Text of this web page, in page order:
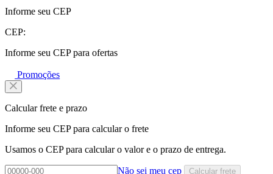
Informe seu CEP
CEP:
Informe seu CEP para ofertas
Promoções
Calcular frete e prazo
Informe seu CEP para calcular o frete
Usamos o CEP para calcular o valor e o prazo de entrega.
Não sei meu cep Calcular frete